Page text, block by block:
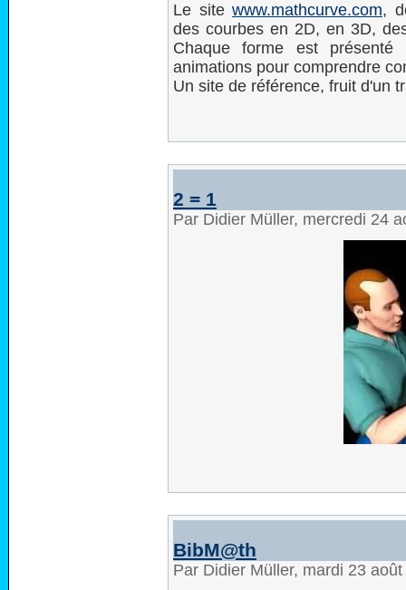
Le site www.mathcurve.com,
des courbes en 2D, en 3D,
Chaque forme est
animations pour comprendre
Un site de référence, fruit d'un
2 = 1
Par Didier Müller, mercredi 24
BibM@th
Par Didier Müller, mardi 23